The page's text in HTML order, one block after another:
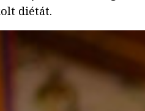
diétát.